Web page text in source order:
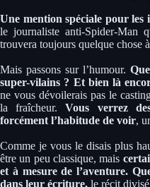
Une mention spéciale pour les
le journaliste anti-Spider-Man
trouvera toujours quelque chose
Mais passons sur l’humour.
super-vilains ? Et bien là
ne vous dévoilerais pas le
la fraîcheur.Vous verrez
forcément l’habitude de voir,
Comme je vous le disais plus
être un peu classique, mais
et à mesure de l’aventure.
dans leur écriture, le récit